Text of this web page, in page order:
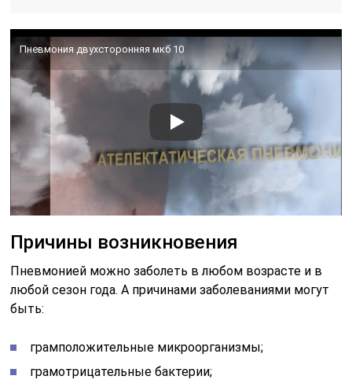
Пневмония двухсторонняя мкб 10
Причины возникновения
Пневмонией можно заболеть в любом возрасте и в
любой сезон года. А причинами заболеваниями могут
быть:
грамположительные микроорганизмы;
грамотрицательные бактерии;